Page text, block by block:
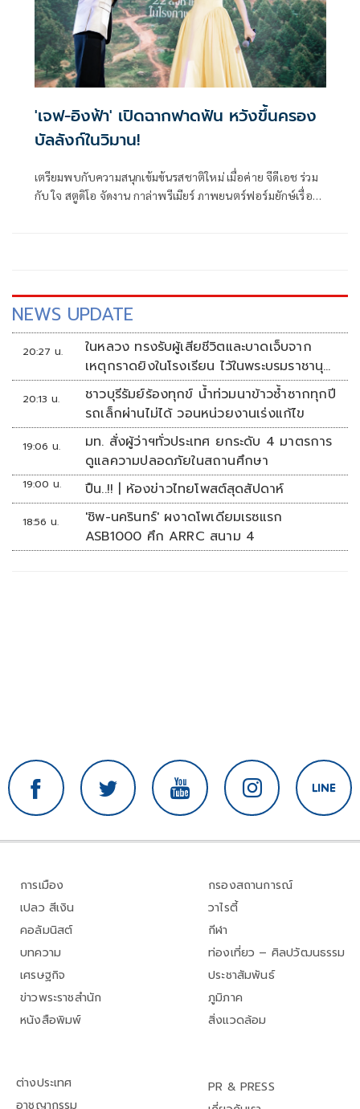
'เจฟ-อิงฟ้า' เปิดฉากฟาดฟัน หวังขึ้นครอง
บัลลังก์ในวิมาน!
เตรียมพบกับความสนุกเข้มข้นรสชาติใหม่ เมื่อค่าย จีดีเอช ร่วม
กับ ใจ สตูดิโอ จัดงาน กาล่าพรีเมียร์ ภาพยนตร์ฟอร์มยักษ์เรื่อง
NEWS UPDATE
20:27 น.
ในหลวง ทรงรับผู้เสียชีวิตและบาดเจ็บจาก
เหตุกราดยิงในโรงเรียน ไว้ในพระบรมราชานุ
เคราะห์
20:13 น.
ชาวบุรีรัมย์ร้องทุกข์ น้ำท่วมนาข้าวซ้ำซากทุกปี
รถเล็กผ่านไม่ได้ วอนหน่วยงานเร่งแก้ไข
19:06 น.
มท. สั่งผู้ว่าฯทั่วประเทศ ยกระดับ 4 มาตรการ
ดูแลความปลอดภัยในสถานศึกษา
19:00 น. ปืน..!! | ห้องข่าวไทยโพสต์สุดสัปดาห์
18:56 น.
'ชิพ-นครินทร์' ผงาดโพเดียมเรซแรก
ASB1000 ศึก ARRC สนาม 4
การเมือง
เปลว สีเงิน
คอลัมนิสต์
บทความ
เศรษฐกิจ
ข่าวพระราชสำนัก
หนังสือพิมพ์
กรองสถานการณ์
วาไรตี้
กีฬา
ท่องเที่ยว – ศิลปวัฒนธรรม
ประชาสัมพันธ์
ภูมิภาค
สิ่งแวดล้อม
ต่างประเทศ
อาชญากรรม
PR & PRESS